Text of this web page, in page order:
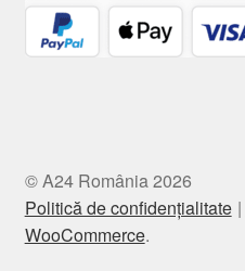
© A24 România 2026
Politică de confidențialitate
WooCommerce.